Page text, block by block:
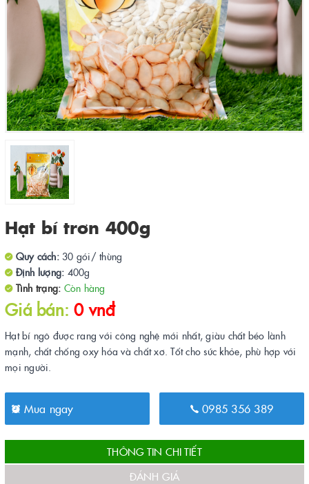
Hạt bí trơn 400g
Quy cách: 30 gói/ thùng
Định lượng: 400g
Tình trạng: Còn hàng
Giá bán:0 vnđ
Hạt bí ngô được rang với công nghệ mới nhất, giàu chất béo lành
mạnh, chất chống oxy hóa và chất xơ. Tốt cho sức khỏe, phù hợp với
mọi người.
Mua ngay 0985 356 389
THÔNG TIN CHI TIẾT
ĐÁNH GIÁ